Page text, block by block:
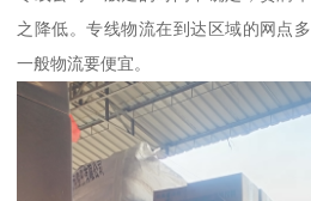
之降低。专线物流在到达区域的网点
一般物流要便宜。